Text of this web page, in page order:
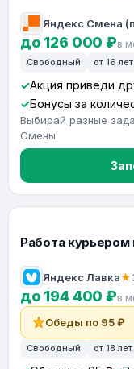
Яндекс Смена
до 126 000 ₽в
Свободный от 16 лет
Акция приведи
Бонусы за
Выбирай разные
Смены.
Работа курьером
Яндекс Лавка★
до 194 400 ₽в
Обеды по 95 ₽
Свободный от 18 лет